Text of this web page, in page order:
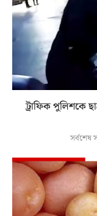
ট্রাফিক পুলিশকে
সর্বশেষ